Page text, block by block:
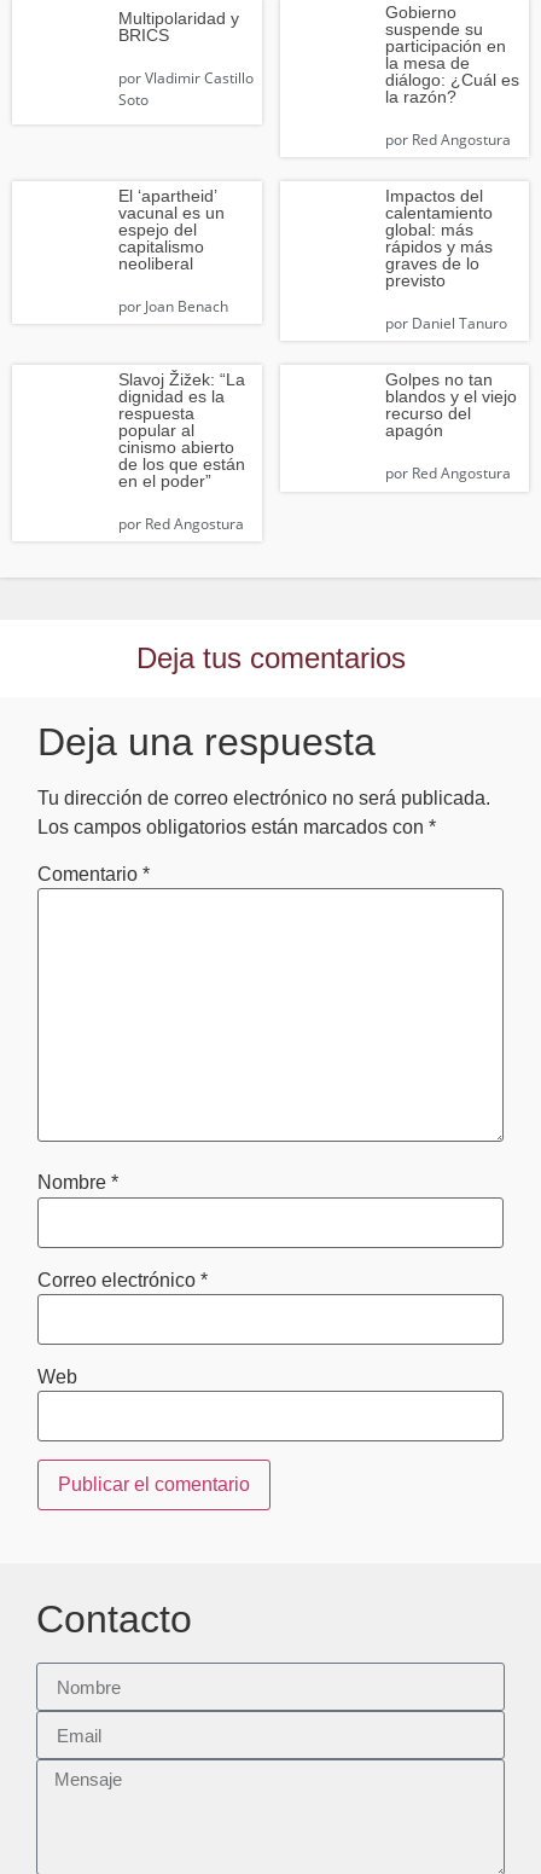
Multipolaridad y
BRICS
porVladimir Castillo
Soto
Gobierno
suspende su
participación en
la mesa de
diálogo: ¿Cuál es
la razón?
por Red Angostura
El ‘apartheid’
vacunal es un
espejo del
capitalismo
neoliberal
porJoan Benach
Impactos del
calentamiento
global: más
rápidos y más
graves de lo
previsto
por Daniel Tanuro
Slavoj Žižek: “La
dignidad es la
respuesta
popular al
cinismo abierto
de los que están
en el poder”
porRed Angostura
Golpes no tan
blandos y el viejo
recurso del
apagón
por Red Angostura
Deja tus comentarios
Deja una respuesta
Tu dirección de correo electrónico no será publicada.
Los campos obligatorios están marcados con*
Comentario*
Nombre*
Correo electrónico*
Web
Contacto